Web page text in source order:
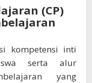
(CP)
kompetensi inti
serta alur
yang